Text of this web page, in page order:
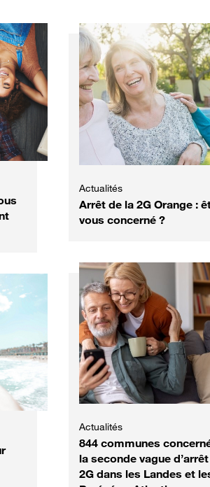
Actualités
Arrêt de la 2G Orange :
vous concerné ?
Actualités
844 communes
la seconde vague
2G dans les Landes et